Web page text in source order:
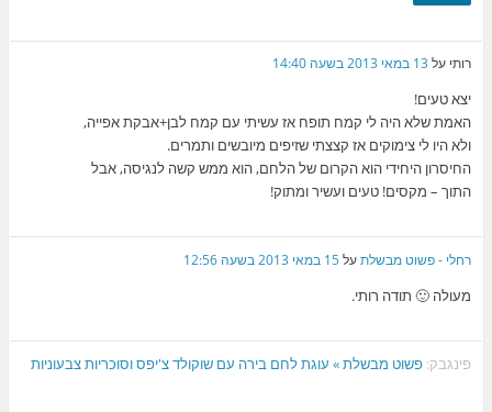
רותי על 13 במאי 2013 בשעה 14:40
יצא טעים!
האמת שלא היה לי קמח תופח אז עשיתי עם קמח לבן+אבקת אפייה,
ולא היו לי צימוקים אז קצצתי שזיפים מיובשים ותמרים.
החיסרון היחידי הוא הקרום של הלחם, הוא ממש קשה לנגיסה, אבל
התוך – מקסים! טעים ועשיר ומתוק!
רחלי - פשוט מבשלתעל15 במאי 2013 בשעה 12:56
מעולה 🙂 תודה רותי.
פינגבק:פשוט מבשלת » עוגת לחם בירה עם שוקולד צ'יפס וסוכריות צבעוניות